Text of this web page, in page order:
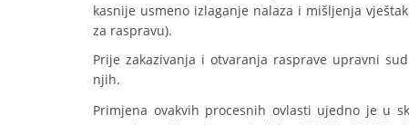
kasnije usmeno izlaganje nalaza i mišljenja
za raspravu).
Prije zakazivanja i otvaranja rasprave upravni
njih.
Primjena ovakvih procesnih ovlasti ujedno je u